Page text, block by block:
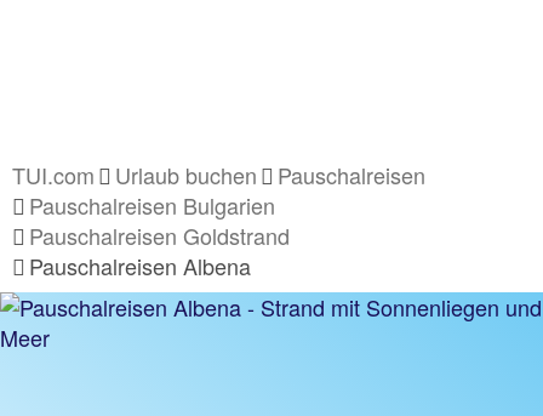
TUI.com Urlaub buchen
Pauschalreisen
Pauschalreisen Bulgarien
Pauschalreisen Goldstrand
Pauschalreisen Albena